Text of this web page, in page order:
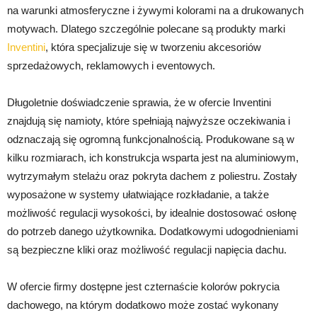
na warunki atmosferyczne i żywymi kolorami na a drukowanych
motywach. Dlatego szczególnie polecane są produkty marki
Inventini, która specjalizuje się w tworzeniu akcesoriów
sprzedażowych, reklamowych i eventowych.
Długoletnie doświadczenie sprawia, że w ofercie Inventini
znajdują się namioty, które spełniają najwyższe oczekiwania i
odznaczają się ogromną funkcjonalnością. Produkowane są w
kilku rozmiarach, ich konstrukcja wsparta jest na aluminiowym,
wytrzymałym stelażu oraz pokryta dachem z poliestru. Zostały
wyposażone w systemy ułatwiające rozkładanie, a także
możliwość regulacji wysokości, by idealnie dostosować osłonę
do potrzeb danego użytkownika. Dodatkowymi udogodnieniami
są bezpieczne kliki oraz możliwość regulacji napięcia dachu.
W ofercie firmy dostępne jest czternaście kolorów pokrycia
dachowego, na którym dodatkowo może zostać wykonany